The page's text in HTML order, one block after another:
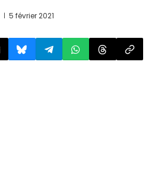
5 février 2021